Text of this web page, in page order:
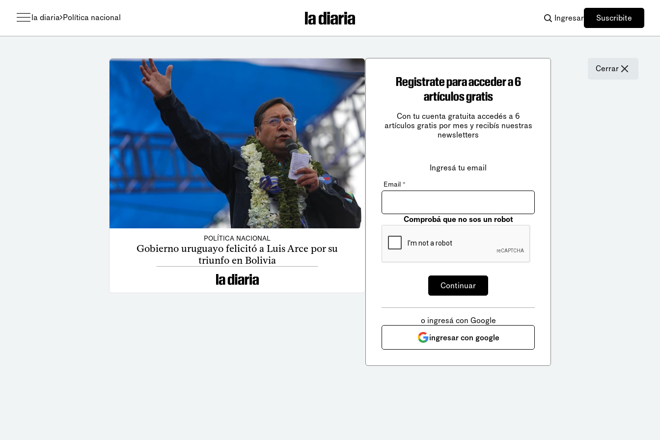
la diaria Política nacional Ingresar Suscribite
POLÍTICA NACIONAL
Gobierno uruguayo felicitó a Luis Arce por su
triunfo en Bolivia
Cerrar
Registrate para acceder a 6
artículos gratis
Con tu cuenta gratuita accedés a 6
artículos gratis por mes y recibís nuestras
newsletters
Ingresá tu email
Email *
Comprobá que no sos un robot
o ingresá con Google
ingresar con google